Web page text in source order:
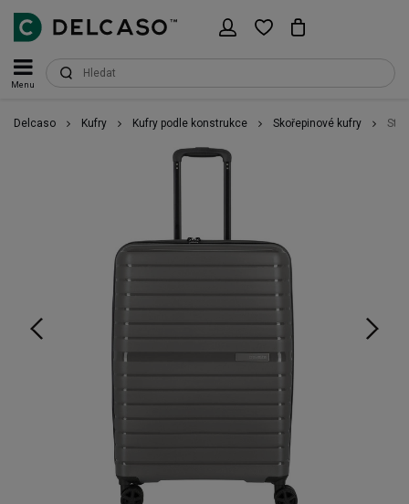
Menu
Delcaso Kufry Kufry podle konstrukce Skořepinové kufry